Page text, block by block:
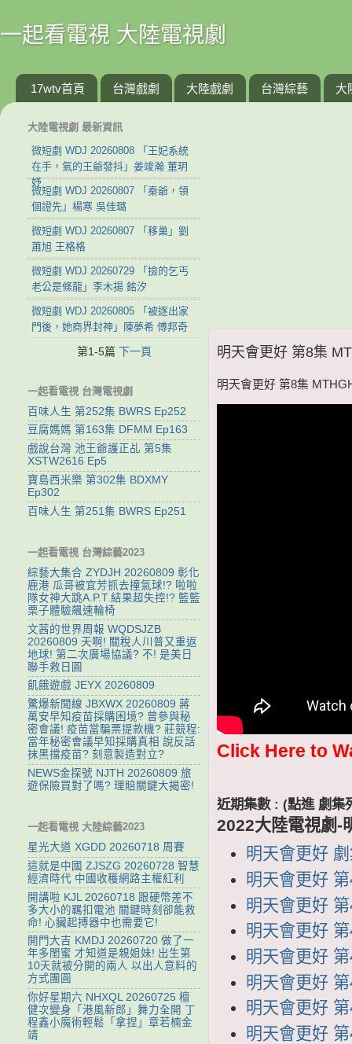
一起看電視 大陸電視劇
17wtv首頁 台灣戲劇 大陸戲劇 台灣綜藝 大
明天會更好 第8集
明天會更好 第8集
Click Here to
近期集數 : (點進 劇集
2022大陸電視劇-
明天會更好
明天會更好
明天會更好
明天會更好
明天會更好
明天會更好
明天會更好
明天會更好
大陸電視劇 最新資訊
微短劇 WDJ 20260808 「王妃系統
在手，氣的王爺發抖」姜竣瀚 董玥
妤
微短劇 WDJ 20260807 「秦爺，領
個證先」楊寒 吳佳璐
微短劇 WDJ 20260807 「移巢」劉
蕭旭 王格格
微短劇 WDJ 20260729 「撿的乞丐
老公是條龍」李木揚 銘汐
微短劇 WDJ 20260805 「被逐出家
門後，她商界封神」陳夢希 傅邦奇
第1-5篇 下一頁
一起看電視 台灣電視劇
百味人生 第252集 BWRS Ep252
豆腐媽媽 第163集 DFMM Ep163
戲說台灣 池王爺護正乩 第5集
XSTW2616 Ep5
寶島西米樂 第302集 BDXMY
Ep302
百味人生 第251集 BWRS Ep251
一起看電視 台灣綜藝2023
綜藝大集合 ZYDJH 20260809 彰化
鹿港 瓜哥被宜芳抓去撞氣球!? 啦啦
隊女神大跳A.P.T.結果超失控!? 籃籃
栗子體驗飆速輪椅
文茜的世界周報 WQDSJZB
20260809 天啊! 關稅人川普又重返
地球! 第二次廣場協議? 不! 是美日
聯手救日圓
飢餓遊戲 JEYX 20260809
驚爆新聞線 JBXWX 20260809 蔣
萬安早知疫苗採購困境? 曾參與秘
密會議! 疫苗當騙票提款機? 莊競程:
當年秘密會議早知採購真相 說反話
抹黑擋疫苗? 刻意製造對立?
NEWS金探號 NJTH 20260809 旅
遊保險買對了嗎? 理賠關鍵大揭密!
一起看電視 大陸綜藝2023
星光大道 XGDD 20260718 周賽
這就是中國 ZJSZG 20260728 智慧
經濟時代 中國收穫網路主權紅利
開講啦 KJL 20260718 跟硬幣差不
多大小的羈扣電池 關鍵時刻卻能救
命! 心臟起搏器中也需要它!
開門大吉 KMDJ 20260720 做了一
年多閨蜜 才知道是親姐妹! 出生第
10天就被分開的兩人 以出人意料的
方式團圓
你好星期六 NHXQL 20260725 檀
健次變身「港風新郎」舞力全開 丁
程鑫小魔術輕鬆「拿捏」章若楠金
靖